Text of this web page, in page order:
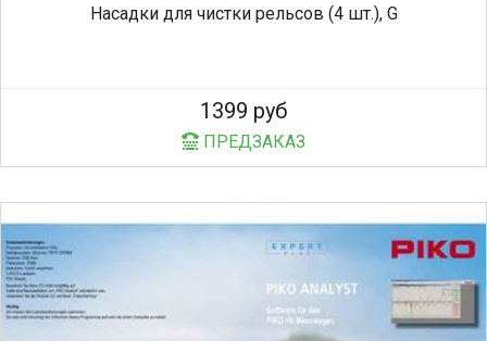
Насадки для чистки рельсов (4 шт.), G
1399 руб
ПРЕДЗАКАЗ